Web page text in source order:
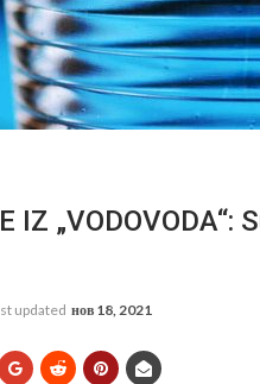
IZ
updated нов 18, 2021